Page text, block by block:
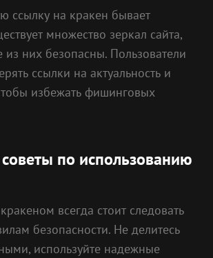
ссылку на кракен бывает
множество зеркал сайта,
из них безопасны. Пользователи
ссылки на актуальность и
избежать фишинговых
по использованию
всегда стоит следовать
безопасности. Не делитесь
используйте надежные